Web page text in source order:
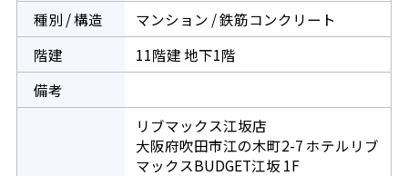
種別 / 構造
マンション / 鉄筋コンクリート
階建
11階建 地下1階
備考
リブマックス江坂店
大阪府吹田市江の木町2-7 ホテルリブ
マックスBUDGET江坂 1F